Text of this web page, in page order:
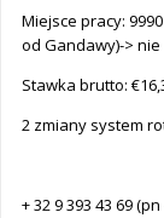
Miejsce pracy:
od Gandawy)->
Stawka brutto:
2 zmiany system
+ 32 9 393 43 69